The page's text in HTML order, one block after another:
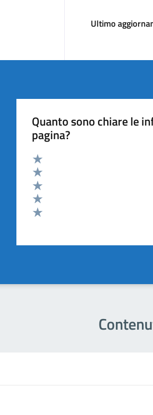
Ultimo
Quanto sono chiare le
pagina?
Valuta 5 stelle su 5
Valuta 4 stelle su 5
Valuta 3 stelle su 5
Valuta 2 stelle su 5